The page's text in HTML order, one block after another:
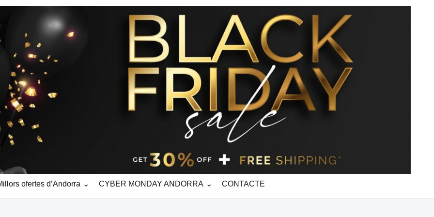
ofertes d’Andorra CYBER MONDAY ANDORRA CONTACTE